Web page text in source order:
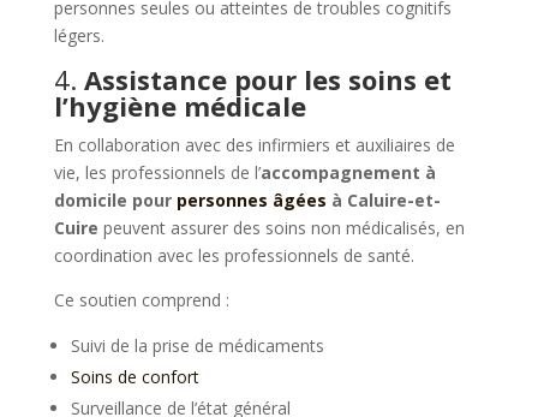
personnes seules ou atteintes de troubles cognitifs
légers.
4. Assistance pour les soins et
l’hygiène médicale
En collaboration avec des infirmiers et auxiliaires de
vie, les professionnels de l’accompagnement à
domicile pour personnes âgées à Caluire-et-
Cuire peuvent assurer des soins non médicalisés, en
coordination avec les professionnels de santé.
Ce soutien comprend :
Suivi de la prise de médicaments
Soins de confort
Surveillance de l’état général